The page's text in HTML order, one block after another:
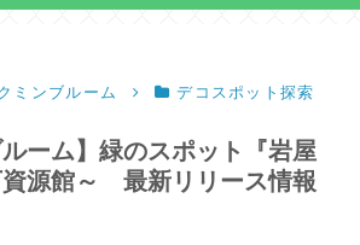
ミンブルーム デコスポット探索
ルーム】緑のスポット『岩屋
源館～ 最新リリース情報